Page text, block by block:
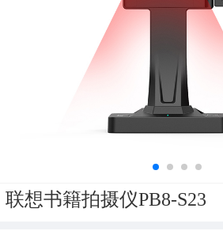
联想书籍拍摄仪PB8-S23